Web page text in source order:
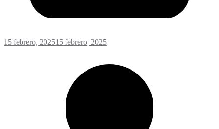
15 febrero, 202515 febrero, 2025